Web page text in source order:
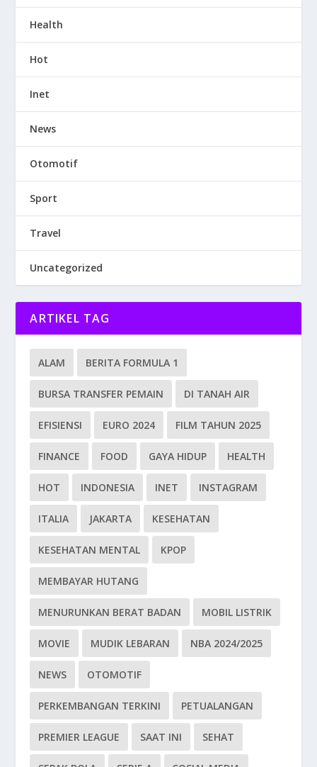
Health
Hot
Inet
News
Otomotif
Sport
Travel
Uncategorized
ARTIKEL TAG
ALAM BERITA FORMULA 1
BURSA TRANSFER PEMAIN DI TANAH AIR
EFISIENSI EURO 2024 FILM TAHUN 2025
FINANCE FOOD GAYA HIDUP HEALTH
HOT INDONESIA INET INSTAGRAM
ITALIA JAKARTA KESEHATAN
KESEHATAN MENTAL KPOP
MEMBAYAR HUTANG
MENURUNKAN BERAT BADAN MOBIL LISTRIK
MOVIE MUDIK LEBARAN NBA 2024/2025
NEWS OTOMOTIF
PERKEMBANGAN TERKINI PETUALANGAN
PREMIER LEAGUE SAAT INI SEHAT